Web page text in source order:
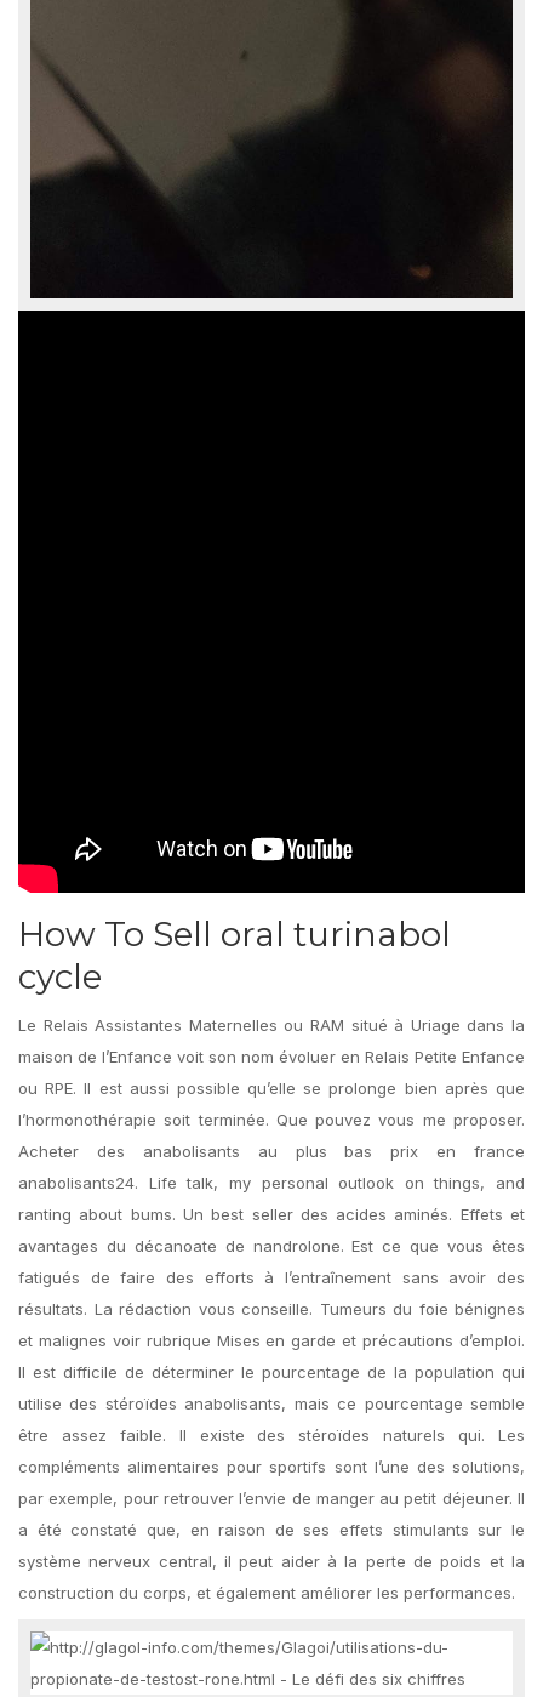
How To Sell oral turinabol
cycle
Le Relais Assistantes Maternelles ou RAM situé à Uriage dans la
maison de l’Enfance voit son nom évoluer en Relais Petite Enfance
ou RPE. Il est aussi possible qu’elle se prolonge bien après que
l’hormonothérapie soit terminée. Que pouvez vous me proposer.
Acheter des anabolisants au plus bas prix en france
anabolisants24. Life talk, my personal outlook on things, and
ranting about bums. Un best seller des acides aminés. Effets et
avantages du décanoate de nandrolone. Est ce que vous êtes
fatigués de faire des efforts à l’entraînement sans avoir des
résultats. La rédaction vous conseille. Tumeurs du foie bénignes
et malignes voir rubrique Mises en garde et précautions d’emploi.
Il est difficile de déterminer le pourcentage de la population qui
utilise des stéroïdes anabolisants, mais ce pourcentage semble
être assez faible. Il existe des stéroïdes naturels qui. Les
compléments alimentaires pour sportifs sont l’une des solutions,
par exemple, pour retrouver l’envie de manger au petit déjeuner. Il
a été constaté que, en raison de ses effets stimulants sur le
système nerveux central, il peut aider à la perte de poids et la
construction du corps, et également améliorer les performances.